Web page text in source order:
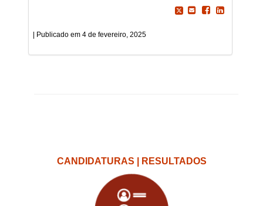
4 de fevereiro, 2025
CANDIDATURAS | RESULTADOS